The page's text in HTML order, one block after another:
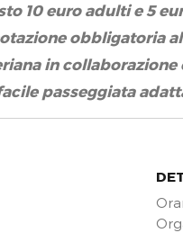
10 euro adulti e 5
obbligatoria
in
passeggiata